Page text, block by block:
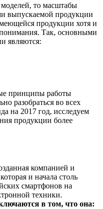
то масштабы
выпускаемой продукции
продукции хотя и
Так, основными
являются:
принципы работы
разобраться во всех
на 2017 год, исследуем
продукции более
компанией и
и начала столь
смартфонов на
техники.
в том, что она: